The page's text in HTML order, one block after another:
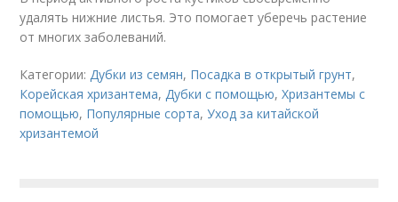
удалять нижние листья. Это помогает уберечь растение
от многих заболеваний.
Категории:Дубки из семян, Посадка в открытый грунт,
Корейская хризантема,Дубки с помощью,Хризантемы с
помощью, Популярные сорта,Уход за китайской
хризантемой